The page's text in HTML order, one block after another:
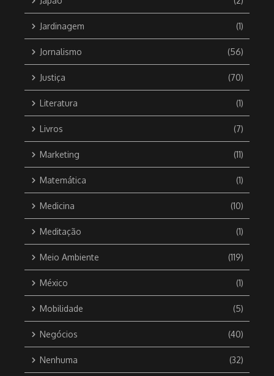
Jardinagem (1)
Jornalismo (56)
Justiça (70)
Literatura (1)
Livros (7)
Marketing (11)
Matemática (1)
Medicina (10)
Meditação (1)
Meio Ambiente (119)
México (1)
Mobilidade (5)
Negócios (40)
Nenhuma (32)